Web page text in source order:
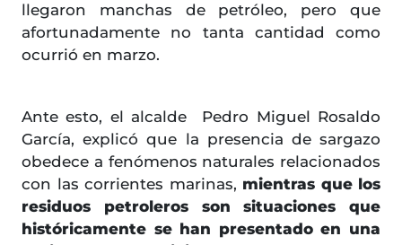
llegaron manchas de petróleo, pero que
afortunadamente no tanta cantidad como
ocurrió en marzo.
Ante esto, el alcalde Pedro Miguel Rosaldo
García, explicó que la presencia de sargazo
obedece a fenómenos naturales relacionados
con las corrientes marinas, mientras que los
residuos petroleros son situaciones que
históricamente se han presentado en una